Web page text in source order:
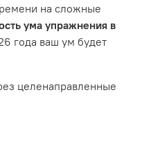
на сложные
ума упражнения в
года ваш ум будет
целенаправленные